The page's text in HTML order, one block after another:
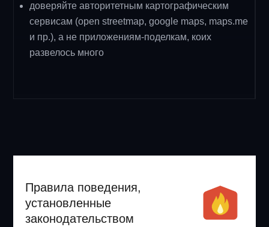
доверяйте авторитетным картографическим
сервисам (open streetmap, google maps, maps.me
и пр.), а не приложениям-поделкам, коих
развелось много
Правила поведения,
установленные
законодательством